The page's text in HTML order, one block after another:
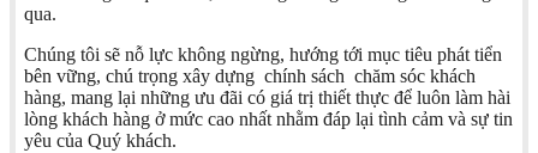
qua.
Chúng tôi sẽ nỗ lực không ngừng, hướng tới mục tiêu phát tiển
bên vững, chú trọng xây dựng chính sách chăm sóc khách
hàng, mang lại những ưu đãi có giá trị thiết thực để luôn làm hài
lòng khách hàng ở mức cao nhất nhằm đáp lại tình cảm và sự tin
yêu của Quý khách.